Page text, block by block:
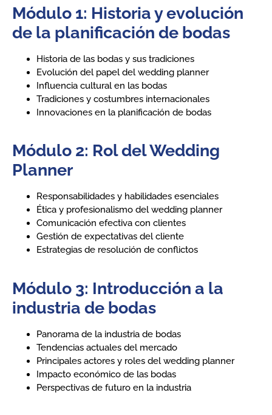
Módulo 1: Historia y evolución
de la planificación de bodas
Historia de las bodas y sus tradiciones
Evolución del papel del wedding planner
Influencia cultural en las bodas
Tradiciones y costumbres internacionales
Innovaciones en la planificación de bodas
Módulo 2: Rol del Wedding
Planner
Responsabilidades y habilidades esenciales
Ética y profesionalismo del wedding planner
Comunicación efectiva con clientes
Gestión de expectativas del cliente
Estrategias de resolución de conflictos
Módulo 3: Introducción a la
industria de bodas
Panorama de la industria de bodas
Tendencias actuales del mercado
Principales actores y roles del wedding planner
Impacto económico de las bodas
Perspectivas de futuro en la industria